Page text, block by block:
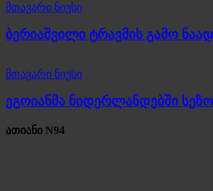
მთავარი ნიუსი
ბერიაშვილი ტრავმის გამო
მთავარი ნიუსი
ეგოიანმა ნიდერლანდებში
ათიანი N94